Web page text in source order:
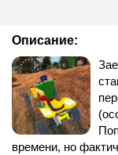
Описание:
времени, но